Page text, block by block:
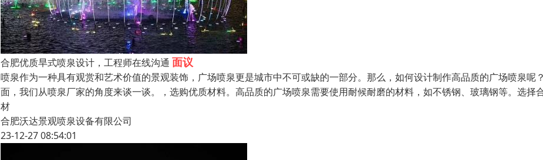
合肥优质旱式喷泉设计，工程师在线沟通 面议
喷泉作为一种具有观赏和艺术价值的景观装饰，广场喷泉更是城市中不可或缺的一部分。那么，如何设计制作高品质的广场喷泉呢
面，我们从喷泉厂家的角度来谈一谈。，选购优质材料。高品质的广场喷泉需要使用耐候耐磨的材料，如不锈钢、玻璃钢等。选择
材
合肥沃达景观喷泉设备有限公司
23-12-27 08:54:01